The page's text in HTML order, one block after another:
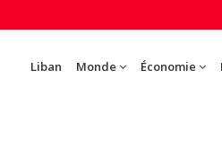
Liban Monde Économie